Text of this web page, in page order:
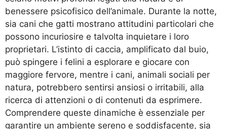
benessere psicofisico dell’animale. Durante la notte,
sia cani che gatti mostrano attitudini particolari che
possono incuriosire e talvolta inquietare i loro
proprietari. L’istinto di caccia, amplificato dal buio,
può spingere i felini a esplorare e giocare con
maggiore fervore, mentre i cani, animali sociali per
natura, potrebbero sentirsi ansiosi o irritabili, alla
ricerca di attenzioni o di contenuti da esprimere.
Comprendere queste dinamiche è essenziale per
garantire un ambiente sereno e soddisfacente, sia